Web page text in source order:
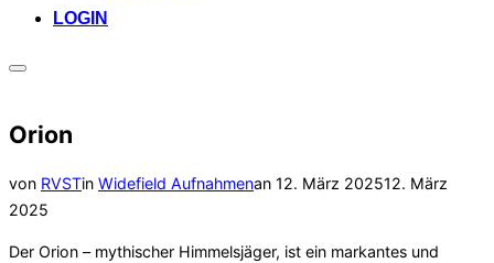
LOGIN
Seitenleiste
umschalten
Orion
von RVSTin Widefield Aufnahmenan Veröffentlicht
12. März 202512. März
2025
Der Orion – mythischer Himmelsjäger, ist ein markantes und